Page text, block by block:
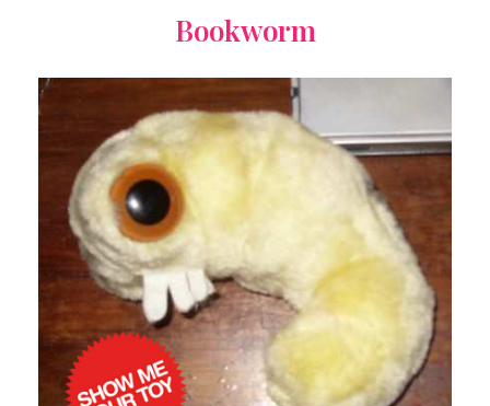
Bookworm